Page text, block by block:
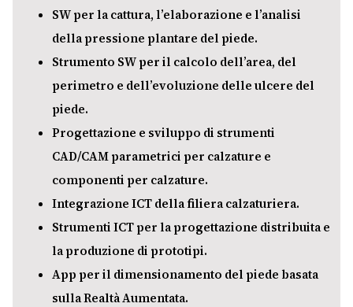
SW per la cattura, l’elaborazione e l’analisi
della pressione plantare del piede.
Strumento SW per il calcolo dell’area, del
perimetro e dell’evoluzione delle ulcere del
piede.
Progettazione e sviluppo di strumenti
CAD/CAM parametrici per calzature e
componenti per calzature.
Integrazione ICT della filiera calzaturiera.
Strumenti ICT per la progettazione distribuita e
la produzione di prototipi.
App per il dimensionamento del piede basata
sulla Realtà Aumentata.